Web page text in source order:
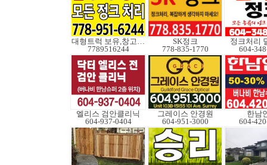
대형트럭 보유,창고보관
7789516244
SK정크
778-835-1770
정크처리
604-
엘리스 검안클리닉
604-937-0404
그레이스 안경원
604-951-3000
한남
604-